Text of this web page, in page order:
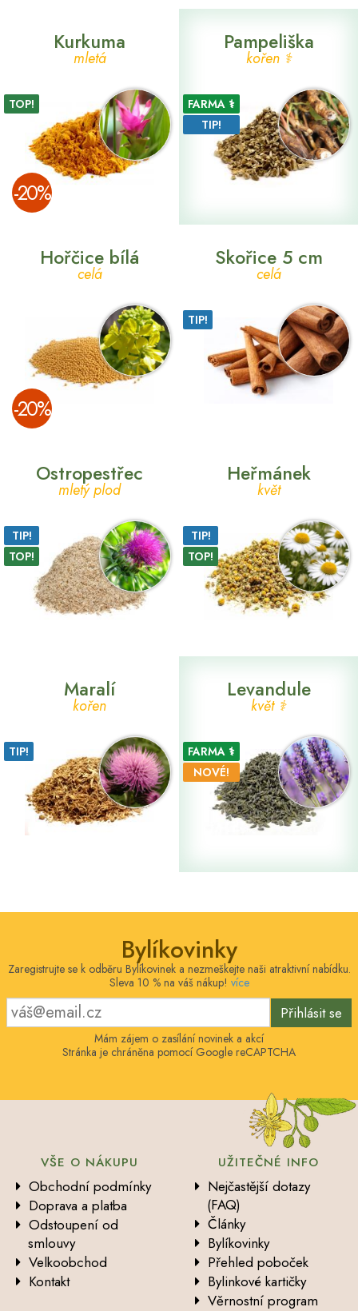
Kurkuma
mletá
TOP!
­-20%
Pampeliška
kořen ⚕
FARMA ⚕
TIP!
Hořčice bílá
celá
­-20%
Skořice 5 cm
celá
TIP!
Ostropestřec
mletý plod
TIP!
TOP!
Heřmánek
květ
TIP!
TOP!
Maralí
kořen
TIP!
Levandule
květ ⚕
FARMA ⚕
NOVÉ!
Bylíkovinky
Zaregistrujte se k odběru Bylíkovinek a nezmeškejte naši atraktivní nabídku.
Sleva 10 % na váš nákup! více
Přihlásit se
Mám zájem o zasílání novinek a akcí
Stránka je chráněna pomocí Google reCAPTCHA
VŠE O NÁKUPU
Obchodní podmínky
Doprava a platba
Odstoupení od
smlouvy
Velkoobchod
Kontakt
UŽITEČNÉ INFO
Nejčastější dotazy
(FAQ)
Články
Bylíkovinky
Přehled poboček
Bylinkové kartičky
Věrnostní program